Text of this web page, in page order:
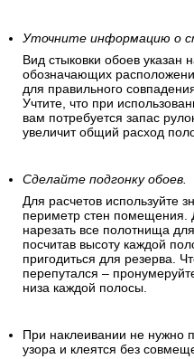
Уточните информацию о
Вид стыковки обоев указан
обозначающих
для правильного
Учтите, что при
вам потребуется запас
увеличит общий расход
Сделайте подгонку обоев.
Для расчетов используйте
периметр стен помещения.
нарезать все полотнища
посчитав высоту каждой
пригодиться для резерва.
перепутался –
низа каждой полосы.
При наклеивании не нужно
узора и клеятся без